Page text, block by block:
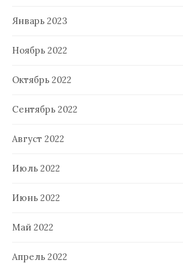
Январь 2023
Ноябрь 2022
Октябрь 2022
Сентябрь 2022
Август 2022
Июль 2022
Июнь 2022
Май 2022
Апрель 2022